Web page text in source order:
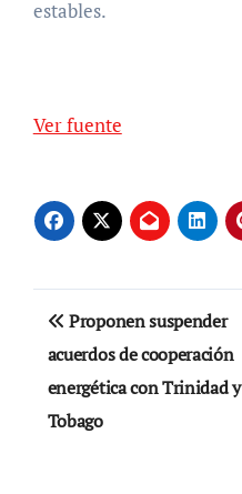
estables.
Ver fuente
Navegación
de
entradas
Proponen suspender
acuerdos de cooperación
energética con Trinidad y
Tobago